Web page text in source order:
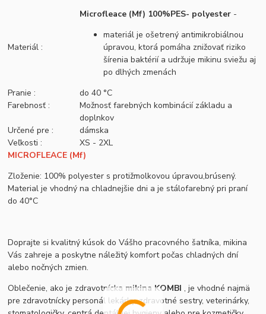
Materiál :
Microfleace (Mf) 100%PES- polyester -
materiál je ošetrený antimikrobiálnou
úpravou, ktorá pomáha znižovať riziko
šírenia baktérií a udržuje mikinu sviežu aj
po dlhých zmenách
Pranie :
do 40 °C
Farebnosť :
Možnosť farebných kombinácií základu a
doplnkov
Určené pre :
dámska
Veľkosti :
XS - 2XL
MICROFLEACE (Mf)
Zloženie: 100% polyester s protižmolkovou úpravou,brúsený.
Material je vhodný na chladnejšie dni a je stálofarebný pri praní
do 40°C
Doprajte si kvalitný kúsok do Vášho pracovného šatníka, mikina
Vás zahreje a poskytne náležitý komfort počas chladných dní
alebo nočných zmien.
Oblečenie, ako je zdravotnícka mikina KOMBI , je vhodné najmä
pre zdravotnícky personál lekárky, zdravotné sestry, veterinárky,